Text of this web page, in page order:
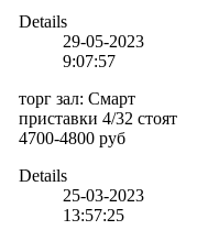
Details
29-05-2023
9:07:57
торг зал: Смарт
приставки 4/32 стоят
4700-4800 руб
Details
25-03-2023
13:57:25